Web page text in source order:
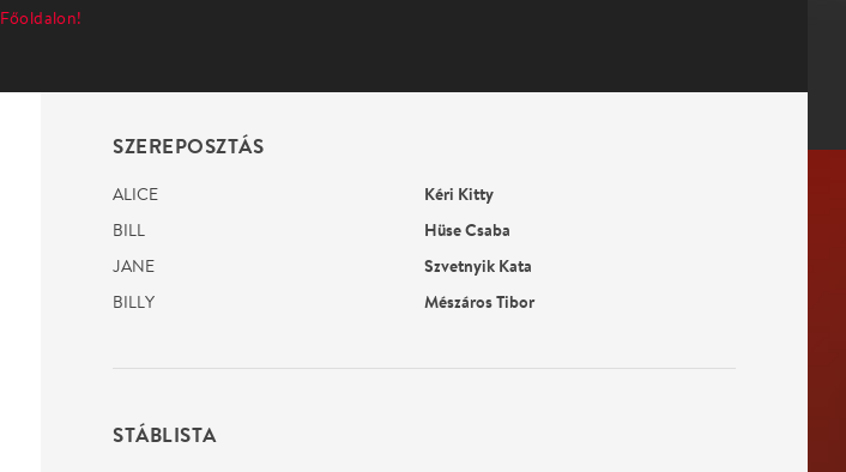
Főoldalon!
SZEREPOSZTÁS
ALICE Kéri Kitty
BILL Hüse Csaba
JANE Szvetnyik Kata
BILLY Mészáros Tibor
STÁBLISTA